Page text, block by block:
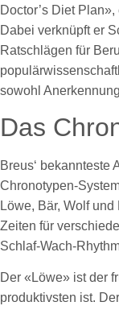
Doctor’s Diet
Dabei verknüpft er
Ratschlägen für
sowohl
Das
Breus‘ bekannteste
Chronotypen-
Löwe, Bär, Wolf
Zeiten für
Schlaf-Wach-
Der «Löwe» ist der
produktivsten ist.